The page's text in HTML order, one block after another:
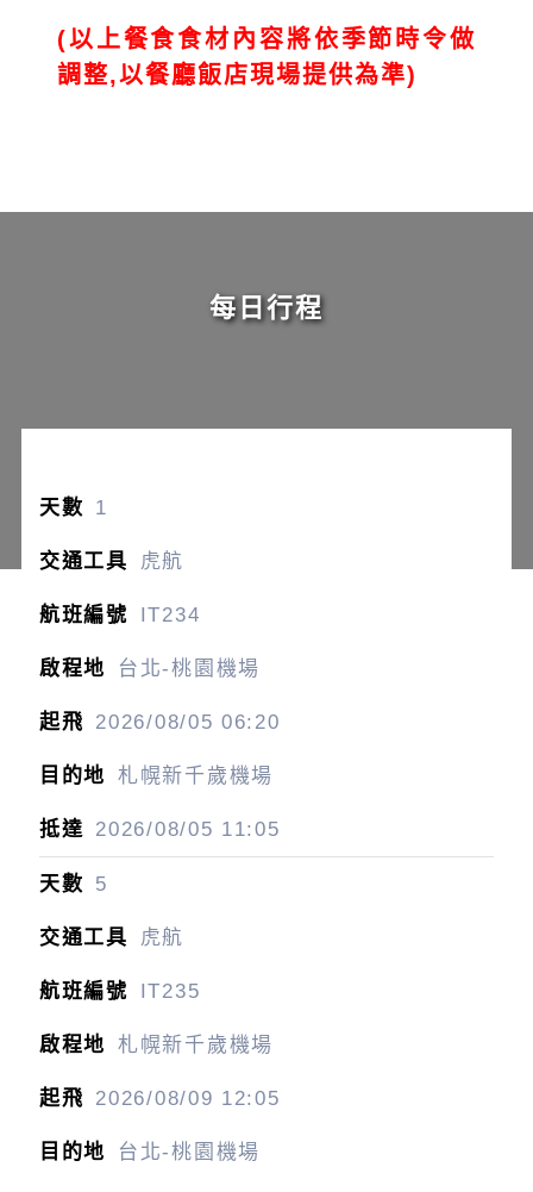
(以上餐食食材內容將依季節時令做
調整,以餐廳飯店現場提供為準)
每日行程
1
虎航
IT234
台北-桃園機場
2026/08/05 06:20
札幌新千歲機場
2026/08/05 11:05
5
虎航
IT235
札幌新千歲機場
2026/08/09 12:05
台北-桃園機場